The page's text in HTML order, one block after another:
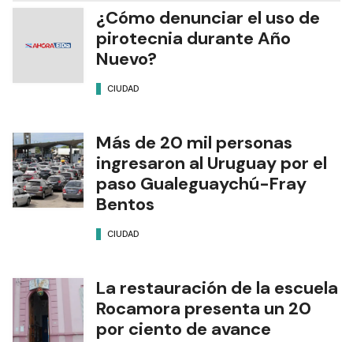
¿Cómo denunciar el uso de
pirotecnia durante Año
Nuevo?
CIUDAD
Más de 20 mil personas
ingresaron al Uruguay por el
paso Gualeguaychú-Fray
Bentos
CIUDAD
La restauración de la escuela
Rocamora presenta un 20
por ciento de avance